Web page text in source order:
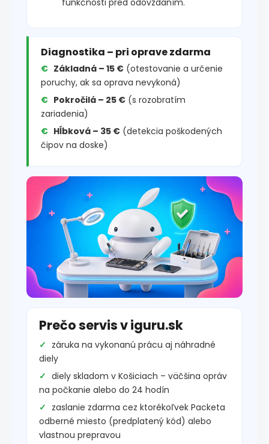
Diagnostika – pri oprave zdarma
Základná – 15 € (otestovanie a určenie
poruchy, ak sa oprava nevykoná)
Pokročilá – 25 € (s rozobratím
zariadenia)
Hĺbková – 35 € (detekcia poškodených
čipov na doske)
Prečo servis v iguru.sk
záruka na vykonanú prácu aj náhradné
diely
diely skladom v Košiciach – väčšina opráv
na počkanie alebo do 24 hodín
zaslanie zdarma cez ktorékoľvek Packeta
odberné miesto (predplatený kód) alebo
vlastnou prepravou